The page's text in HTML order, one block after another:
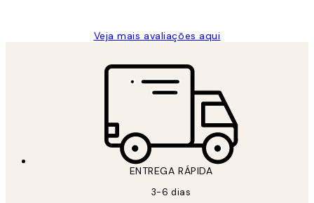
Veja mais avaliações aqui
ENTREGA RÁPIDA
3-6 dias